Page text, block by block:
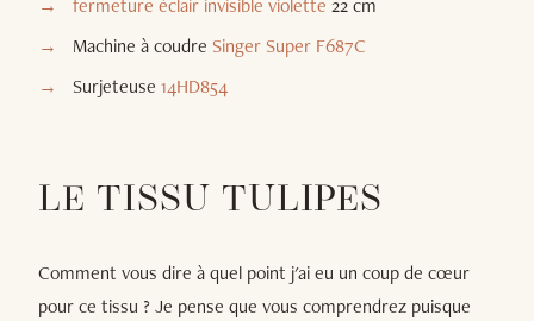
Machine à coudre Singer Super F687C
Surjeteuse 14HD854
LE TISSU TULIPES
Comment vous dire à quel point j'ai eu un coup de cœur
pour ce tissu ? Je pense que vous comprendrez puisque